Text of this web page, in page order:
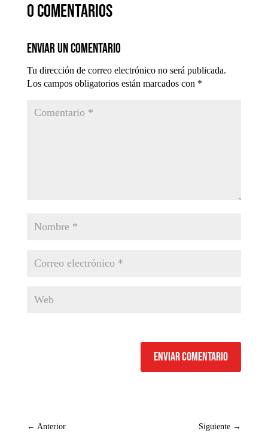
0 comentarios
Enviar un comentario
Tu dirección de correo electrónico no será publicada.
Los campos obligatorios están marcados con *
Enviar comentario
← Anterior Siguiente →